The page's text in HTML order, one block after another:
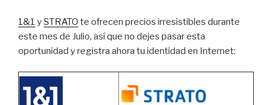
1&1 ySTRATO te ofrecen precios irresistibles durante
este mes de Julio, así que no dejes pasar esta
oportunidad y registra ahora tu identidad en Internet: